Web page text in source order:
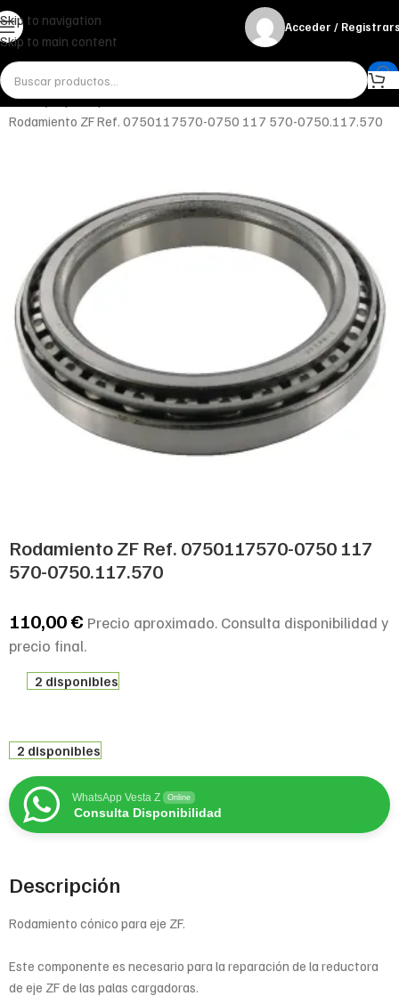
Skip to navigation
Skip to main content
Acceder /
InicioEjes y ComponentesReductora de rueda
Rodamiento ZF Ref. 0750117570-0750 117 570-0750.117.570
Rodamiento ZF Ref. 0750117570-0750 117
570-0750.117.570
110,00€ Precio aproximado. Consulta disponibilidad y
precio final.
2 disponibles
2 disponibles
WhatsApp Vesta Z Online
Consulta Disponibilidad
Descripción
Rodamiento cónico para eje ZF.
Este componente es necesario para la reparación de la reductora
de eje ZF de las palas cargadoras.